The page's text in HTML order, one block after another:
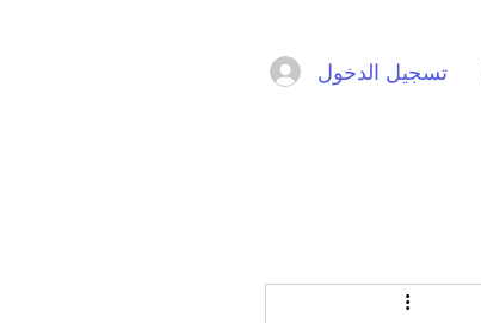
تسجيل الدخول